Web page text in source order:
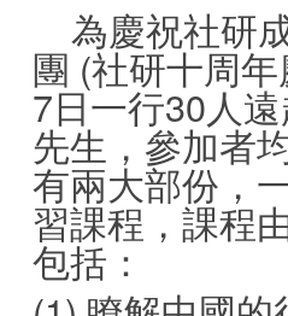
為慶祝社研
團 (社研十周
7日一行30人
先生，參加者
有兩大部份，
習課程，課程
包括：